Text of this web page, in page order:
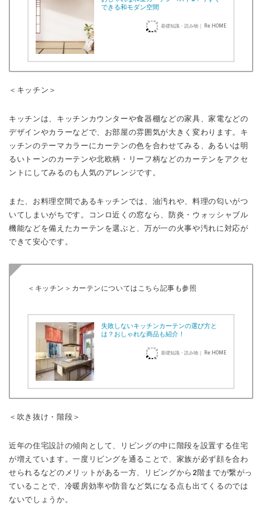
できる和モダン空間
基礎知識・読み物｜ Re:HOME
＜キッチン＞
キッチンは、キッチンカウンターや食器棚などの家具、家電などの
デザインやカラーなどで、お部屋の雰囲気が大きく変わります。キ
ッチンのテーマカラーにカーテンの色を合わせてみる、あるいは明
るいトーンのカーテンや北欧柄・リーフ柄などのカーテンをアクセ
ントにしてみるのも人気のアレンジです。
また、お料理空間であるキッチンでは、油汚れや、料理の匂いがつ
いてしまいがちです。コンロ近くの窓なら、防炎・ウォッシャブル
機能などを備えたカーテンを選ぶと、万が一の火事や汚れに対応が
できて安心です。
＜キッチン＞カーテンについてはこちら記事も参照
失敗しないキッチンカーテンの選び方と
は？おしゃれな商品も紹介！
基礎知識・読み物｜ Re:HOME
＜吹き抜け・階段＞
近年の住宅設計の傾向として、リビングの中に階段を設置する住宅
が増えています。一度リビングを通ることで、家族が必ず顔を合わ
せられるなどのメリットがある一方、リビングから2階までが繋がっ
ていることで、冷暖房効率や防音など気になる点も出てくるのでは
ないでしょうか。